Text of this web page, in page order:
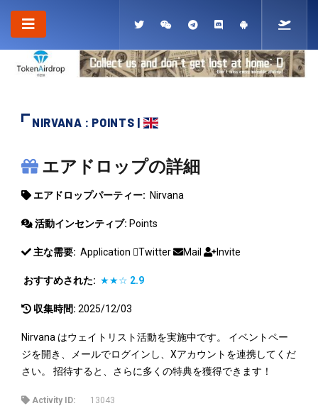
NIRVANA : POINTS |
NIRVANA
エアドロップの詳細
エアドロップパーティー: Nirvana
活動インセンティブ: Points
主な需要: Application Twitter Mail Invite
おすすめされた: ★★☆ 2.9
収集時間: 2025/12/03
Nirvana はウェイトリスト活動を実施中です。 イベントペー
ジを開き、メールでログインし、Xアカウントを連携してくだ
さい。 招待すると、さらに多くの特典を獲得できます！
Activity ID: 13043